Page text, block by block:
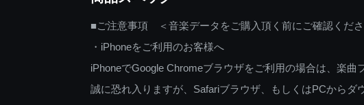
■ご注意事項 ＜音楽データをご購入頂く前にご確認くださ
・iPhoneをご利用のお客様へ
iPhoneでGoogle Chromeブラウザをご利用の場合は、楽曲
誠に恐れ入りますが、Safariブラウザ、もしくはPCからダ